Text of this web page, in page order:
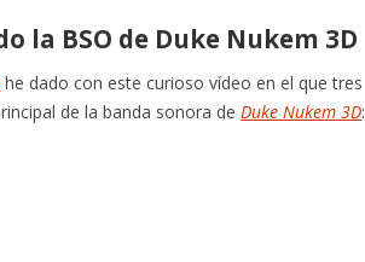
la BSO de Duke Nukem 3D
he dado con este curioso vídeo en el que tres
de la banda sonora de Duke Nukem 3D: